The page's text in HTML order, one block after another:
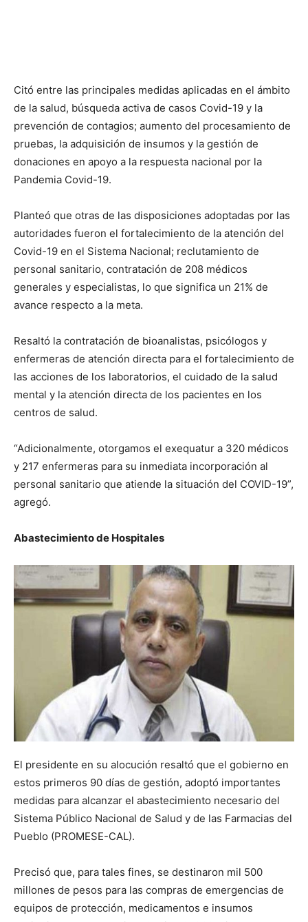
Citó entre las principales medidas aplicadas en el ámbito
de la salud, búsqueda activa de casos Covid-19 y la
prevención de contagios; aumento del procesamiento de
pruebas, la adquisición de insumos y la gestión de
donaciones en apoyo a la respuesta nacional por la
Pandemia Covid-19.
Planteó que otras de las disposiciones adoptadas por las
autoridades fueron el fortalecimiento de la atención del
Covid-19 en el Sistema Nacional; reclutamiento de
personal sanitario, contratación de 208 médicos
generales y especialistas, lo que significa un 21% de
avance respecto a la meta.
Resaltó la contratación de bioanalistas, psicólogos y
enfermeras de atención directa para el fortalecimiento de
las acciones de los laboratorios, el cuidado de la salud
mental y la atención directa de los pacientes en los
centros de salud.
“Adicionalmente, otorgamos el exequatur a 320 médicos
y 217 enfermeras para su inmediata incorporación al
personal sanitario que atiende la situación del COVID-19”,
agregó.
Abastecimiento de Hospitales
El presidente en su alocución resaltó que el gobierno en
estos primeros 90 días de gestión, adoptó importantes
medidas para alcanzar el abastecimiento necesario del
Sistema Público Nacional de Salud y de las Farmacias del
Pueblo (PROMESE-CAL).
Precisó que, para tales fines, se destinaron mil 500
millones de pesos para las compras de emergencias de
equipos de protección, medicamentos e insumos